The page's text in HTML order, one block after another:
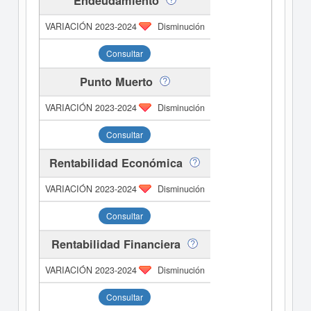
Disminución
Consultar
Punto Muerto
Disminución
Consultar
Rentabilidad Económica
Disminución
Consultar
Rentabilidad Financiera
Disminución
Consultar